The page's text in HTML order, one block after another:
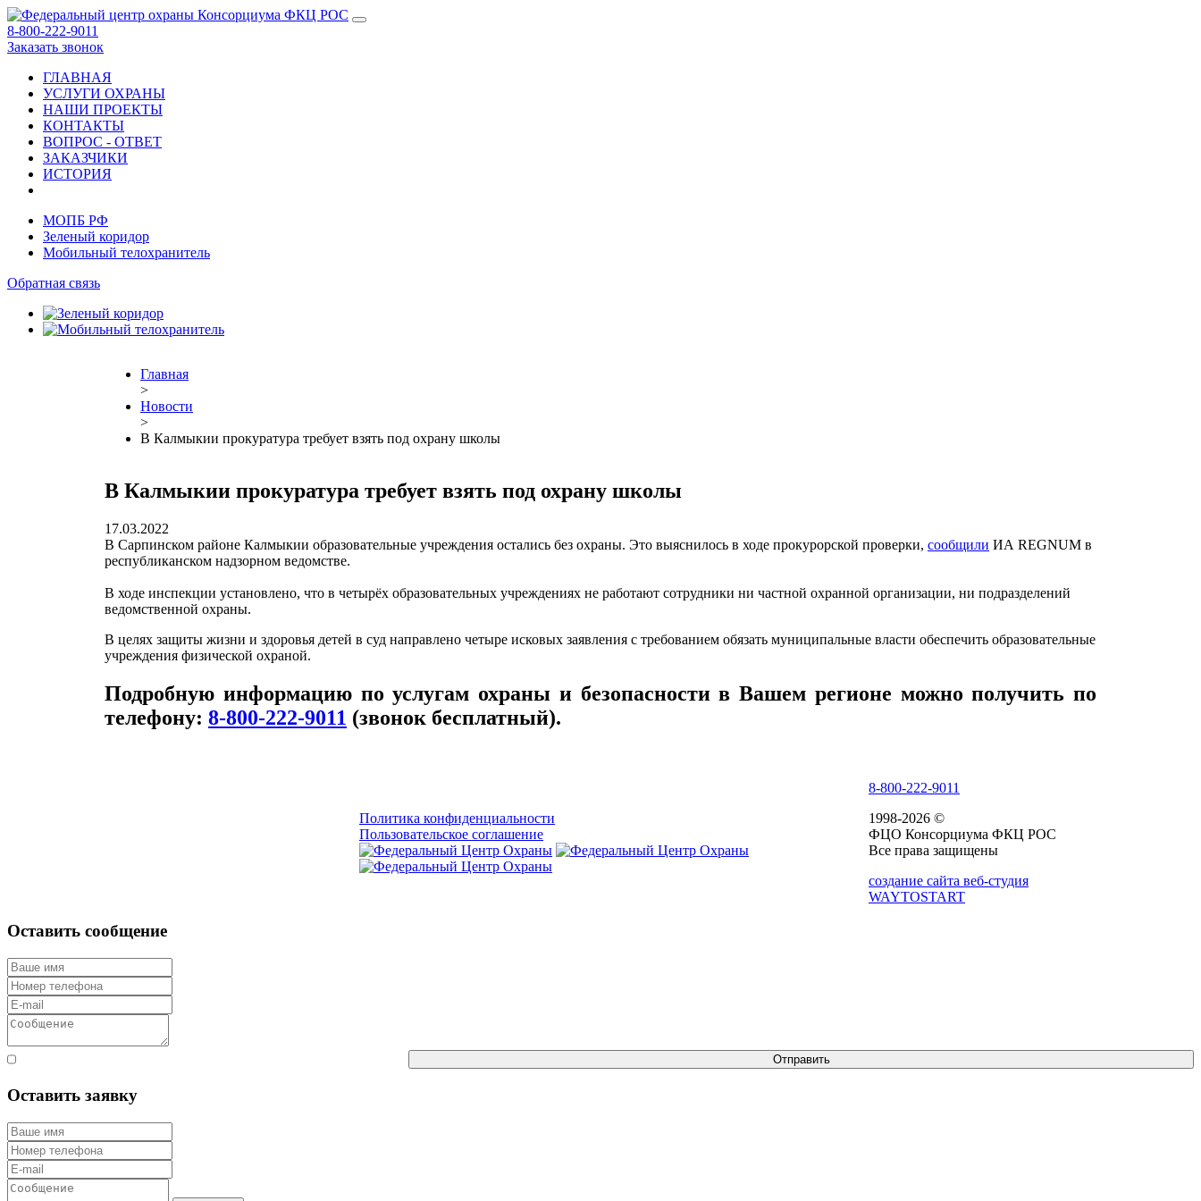
8-800-222-9011
Заказать звонок
ГЛАВНАЯ
УСЛУГИ ОХРАНЫ
НАШИ ПРОЕКТЫ
КОНТАКТЫ
ВОПРОС - ОТВЕТ
ЗАКАЗЧИКИ
ИСТОРИЯ
МОПБ РФ
Зеленый коридор
Мобильный телохранитель
Обратная связь
Главная
>
Новости
>
В Калмыкии прокуратура требует взять под охрану школы
В Калмыкии прокуратура требует взять под охрану школы
17.03.2022
В Сарпинском районе Калмыкии образовательные учреждения остались без охраны. Это выяснилось в ходе прокурорской проверки, сообщили ИА REGNUM в
республиканском надзорном ведомстве.
В ходе инспекции установлено, что в четырёх образовательных учреждениях не работают сотрудники ни частной охранной организации, ни подразделений
ведомственной охраны.
В целях защиты жизни и здоровья детей в суд направлено четыре исковых заявления с требованием обязать муниципальные власти обеспечить образовательные
учреждения физической охраной.
Подробную информацию по услугам охраны и безопасности в Вашем регионе можно получить по
телефону: 8-800-222-9011 (звонок бесплатный).
Политика конфиденциальности
Пользовательское соглашение
8-800-222-9011
1998-2026 ©
ФЦО Консорциума ФКЦ РОС
Все права защищены
создание сайта веб-студия
WAYTOSTART
Оставить сообщение
Отправить
Оставить заявку